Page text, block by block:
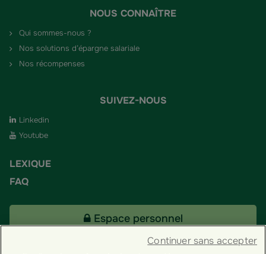
NOUS CONNAÎTRE
Qui sommes-nous ?
Nos solutions d’épargne salariale
Nos récompenses
SUIVEZ-NOUS
Linkedin
Youtube
LEXIQUE
FAQ
Espace personnel
Continuer sans accepter